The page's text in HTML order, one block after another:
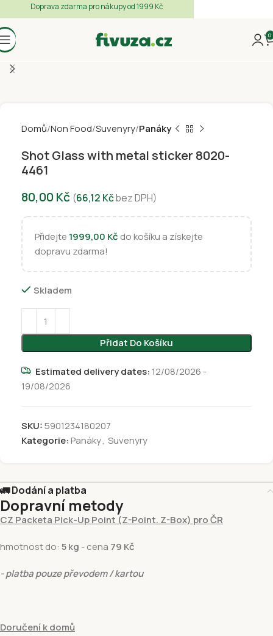
0
Domů Non Food Suvenyry Panáky
Shot Glass with metal sticker 8020-
4461
80,00 Kč (66,12 Kčbez DPH)
Přidejte 1999,00 Kč do košíku a získejte
dopravu zdarma!
Skladem
Přidat Do Košíku
Estimated delivery dates: 12/08/2026 -
19/08/2026
SKU:5901234180207
Kategorie:Panáky, Suvenyry
🚛 Dodání a platba
Dopravní metody
CZ Packeta Pick-Up Point (Z-Point. Z-Box) pro ČR
hmotnost do: 5 kg - cena 79 Kč
- platba pouze převodem / kartou
Doručení k domů
Doprava zdarma pro nákupy od 1999 Kč